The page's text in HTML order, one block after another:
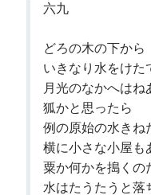
六九
一九二
どろの木の下から
いきなり水をけた
月光のなかへはね
狐かと思ったら
例の原始の水きね
横に小さな小屋も
粟か何かを搗くの
水はたうたうと落